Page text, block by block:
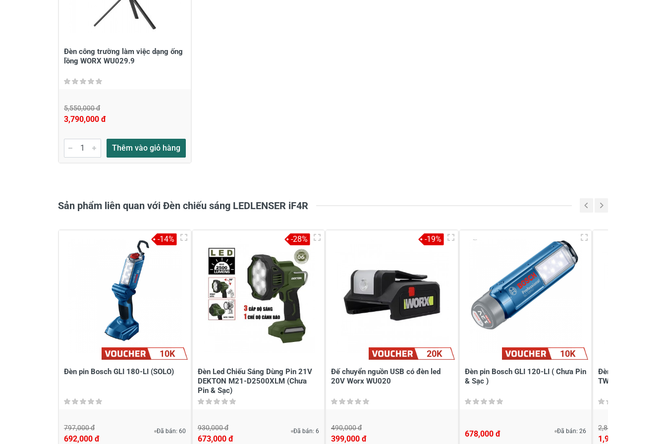
Viết nhận xét của bạn vào bên dưới
Đèn công trường làm việc dạng ống
lồng WORX WU029.9
5,550,000 đ
3,790,000 đ
Thêm vào giỏ hàng
Sản phẩm liên quan với Đèn chiếu sáng LEDLENSER iF4R
10K
Đèn pin Bosch GLI 180-LI (SOLO)
797,000 đ
692,000 đ
Đã bán: 60
-14%
Đèn Led Chiếu Sáng Dùng Pin 21V
DEKTON M21-D2500XLM (Chưa
Pin & Sạc)
930,000 đ
673,000 đ
Đã bán: 6
-28%
20K
Đế chuyển nguồn USB có đèn led
20V Worx WU020
490,000 đ
399,000 đ
-19%
10K
Đèn pin Bosch GLI 120-LI ( Chưa Pin
& Sạc )
678,000 đ Đã bán: 26
Đèn Led dùng pin
TWLI42896
2,840,000 đ
1,988,000 đ